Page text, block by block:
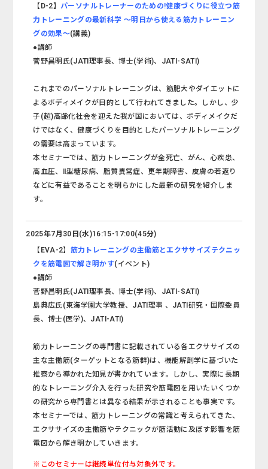
【D-2】パーソナルトレーナーのための!健康づくりに役立つ筋
力トレーニングの最新科学 ～明日から使える筋力トレーニン
グの効果～(講義)
●講師
菅野昌明氏(JATI理事長、博士(学術)、JATI-SATI)
これまでのパーソナルトレーニングは、筋肥大やダイエットに
よるボディメイクが目的として行われてきました。しかし、少
子(超)高齢化社会を迎えた我が国においては、ボディメイクだ
けではなく、健康づくりを目的としたパーソナルトレーニング
の需要は高まっています。
本セミナーでは、筋力トレーニングが全死亡、がん、心疾患、
高血圧、Ⅱ型糖尿病、脂質異常症、更年期障害、皮膚の若返り
などに有益であることを明らかにした最新の研究を紹介しま
す。
2025年7月30日(水)16:15-17:00(45分)
【EVA-2】 筋力トレーニングの主働筋とエクササイズテクニッ
クを筋電図で解き明かす(イベント)
●講師
菅野昌明氏(JATI理事長、博士(学術)、JATI-SATI)
島典広氏(東海学園大学教授、JATI理事 、JATI研究・国際委員
長、博士(医学)、JATI-ATI)
筋力トレーニングの専門書に記載されている各エクササイズの
主な主働筋(ターゲットとなる筋群)は、機能解剖学に基づいた
推察から導かれた知見が書かれています。しかし、実際に長期
的なトレーニング介入を行った研究や筋電図を用いたいくつか
の研究から専門書とは異なる結果が示されることも事実です。
本セミナーでは、筋力トレーニングの常識と考えられてきた、
エクササイズの主働筋やテクニックが筋活動に及ぼす影響を筋
電図から解き明かしていきます。
※このセミナーは継続単位付与対象外です。